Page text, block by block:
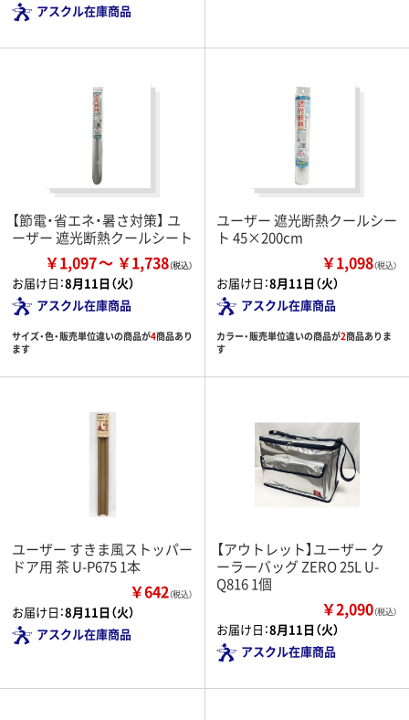
アスクル在庫商品
【節電・省エネ・暑さ対策】 ユ
ーザー 遮光断熱クールシート
￥1,097 ￥1,738
お届け日：8月11日（火）
アスクル在庫商品
サイズ・色・販売単位違いの商品が4商品あり
ます
ユーザー 遮光断熱クールシー
ト 45×200cm
￥1,098（税込）
お届け日：8月11日（火）
アスクル在庫商品
カラー・販売単位違いの商品が2商品ありま
す
ユーザー すきま風ストッパー
ドア用 茶 U-P675 1本
￥642（税込）
お届け日：8月11日（火）
アスクル在庫商品
【アウトレット】ユーザー ク
ーラーバッグ ZERO 25L U-
Q816 1個
￥2,090（税込）
お届け日：8月11日（火）
アスクル在庫商品